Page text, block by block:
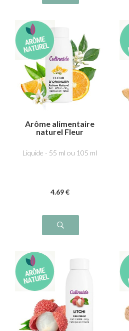
Arôme alimentaire
naturel Fleur
Liquide - 55 ml ou 105 ml
4.69 €